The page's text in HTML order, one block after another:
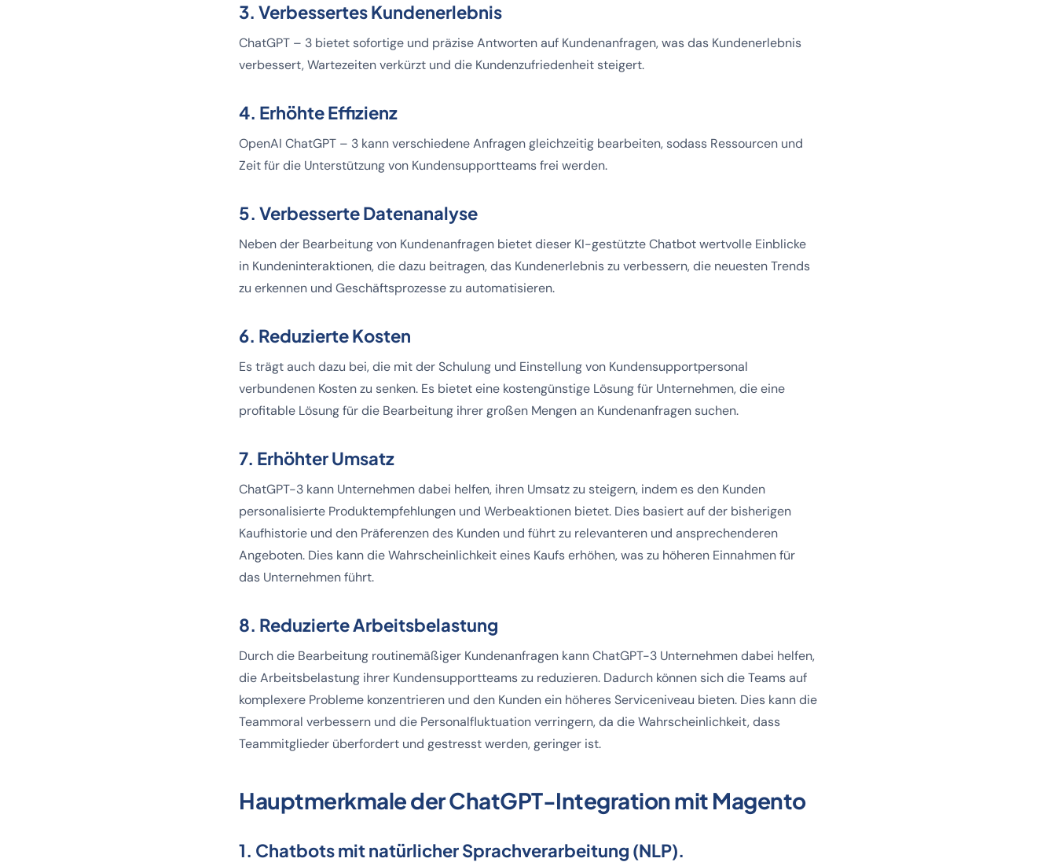
3. Verbessertes Kundenerlebnis
ChatGPT – 3 bietet sofortige und präzise Antworten auf Kundenanfragen, was das Kundenerlebnis
verbessert, Wartezeiten verkürzt und die Kundenzufriedenheit steigert.
4. Erhöhte Effizienz
OpenAI ChatGPT – 3 kann verschiedene Anfragen gleichzeitig bearbeiten, sodass Ressourcen und
Zeit für die Unterstützung von Kundensupportteams frei werden.
5. Verbesserte Datenanalyse
Neben der Bearbeitung von Kundenanfragen bietet dieser KI-gestützte Chatbot wertvolle Einblicke
in Kundeninteraktionen, die dazu beitragen, das Kundenerlebnis zu verbessern, die neuesten Trends
zu erkennen und Geschäftsprozesse zu automatisieren.
6. Reduzierte Kosten
Es trägt auch dazu bei, die mit der Schulung und Einstellung von Kundensupportpersonal
verbundenen Kosten zu senken. Es bietet eine kostengünstige Lösung für Unternehmen, die eine
profitable Lösung für die Bearbeitung ihrer großen Mengen an Kundenanfragen suchen.
7. Erhöhter Umsatz
ChatGPT-3 kann Unternehmen dabei helfen, ihren Umsatz zu steigern, indem es den Kunden
personalisierte Produktempfehlungen und Werbeaktionen bietet. Dies basiert auf der bisherigen
Kaufhistorie und den Präferenzen des Kunden und führt zu relevanteren und ansprechenderen
Angeboten. Dies kann die Wahrscheinlichkeit eines Kaufs erhöhen, was zu höheren Einnahmen für
das Unternehmen führt.
8. Reduzierte Arbeitsbelastung
Durch die Bearbeitung routinemäßiger Kundenanfragen kann ChatGPT-3 Unternehmen dabei helfen,
die Arbeitsbelastung ihrer Kundensupportteams zu reduzieren. Dadurch können sich die Teams auf
komplexere Probleme konzentrieren und den Kunden ein höheres Serviceniveau bieten. Dies kann die
Teammoral verbessern und die Personalfluktuation verringern, da die Wahrscheinlichkeit, dass
Teammitglieder überfordert und gestresst werden, geringer ist.
Hauptmerkmale der ChatGPT-Integration mit Magento
1. Chatbots mit natürlicher Sprachverarbeitung (NLP).